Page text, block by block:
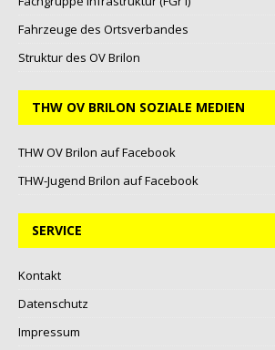
Fahrzeuge des Ortsverbandes
Struktur des OV Brilon
THW OV BRILON SOZIALE MEDIEN
THW OV Brilon auf Facebook
THW-Jugend Brilon auf Facebook
SERVICE
Kontakt
Datenschutz
Impressum